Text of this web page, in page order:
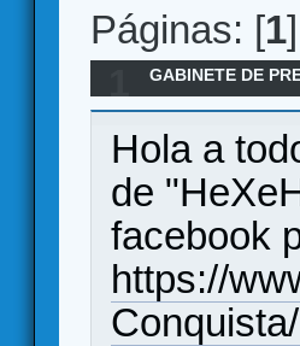
Páginas: [1]
GABINETE DE
conquista"
Hola a
de
facebook
https://